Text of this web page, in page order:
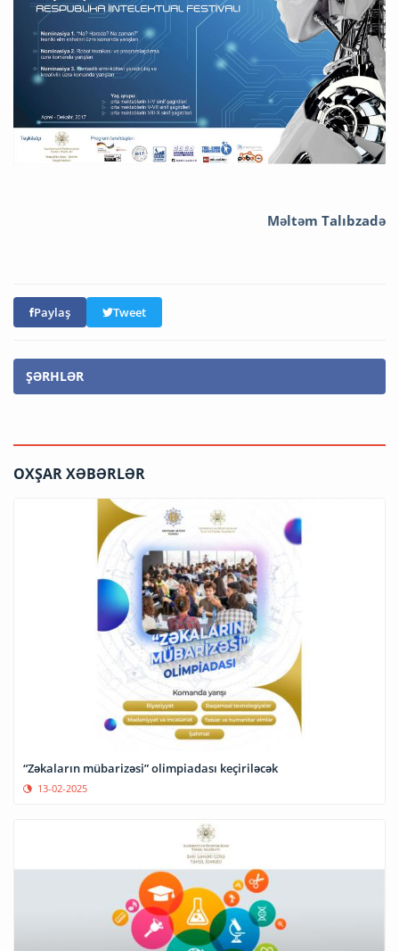
Məltəm Talıbzadə
Paylaş Tweet
ŞƏRHLƏR
OXŞAR XƏBƏRLƏR
“Zəkaların mübarizəsi” olimpiadası keçiriləcək
13-02-2025